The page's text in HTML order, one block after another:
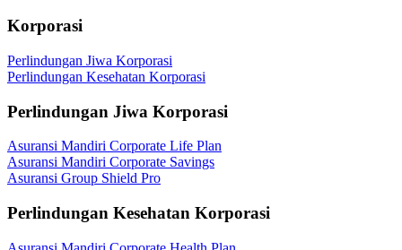
Korporasi
Perlindungan Jiwa Korporasi
Perlindungan Kesehatan Korporasi
Perlindungan Jiwa Korporasi
Asuransi Mandiri Corporate Life Plan
Asuransi Mandiri Corporate Savings
Asuransi Group Shield Pro
Perlindungan Kesehatan Korporasi